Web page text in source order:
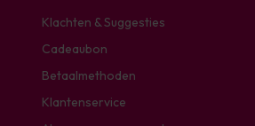
Klachten & Suggesties
Cadeaubon
Betaalmethoden
Klantenservice